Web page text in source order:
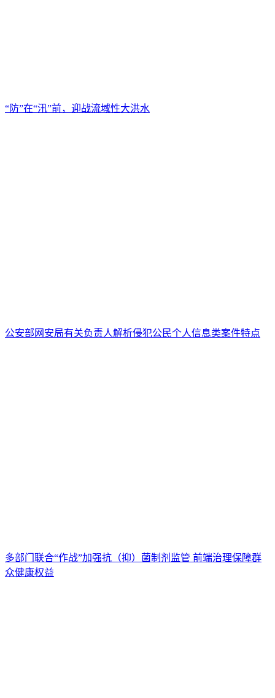
“防”在“汛”前，迎战流域性大洪水
公安部网安局有关负责人解析侵犯公民个人信息类案件特点
多部门联合“作战”加强抗（抑）菌制剂监管 前端治理保障群
众健康权益